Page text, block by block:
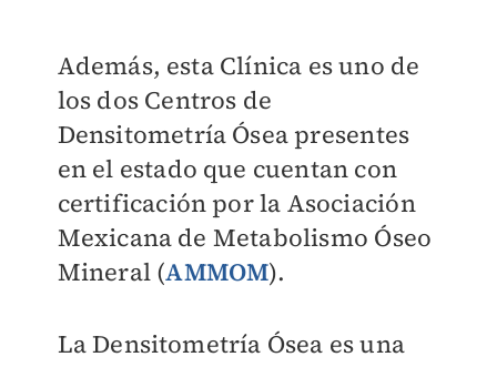
Además, esta Clínica es uno de
los dos Centros de
Densitometría Ósea presentes
en el estado que cuentan con
certificación por la Asociación
Mexicana de Metabolismo Óseo
Mineral (AMMOM).
La Densitometría Ósea es una